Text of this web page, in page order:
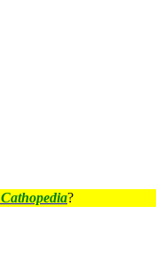
Cathopedia?